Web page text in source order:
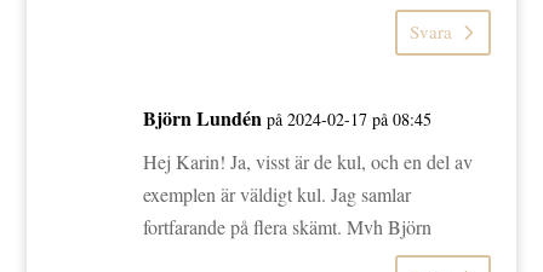
Svara
Björn Lundén på 2024-02-17 på 08:45
Hej Karin! Ja, visst är de kul, och en del av
exemplen är väldigt kul. Jag samlar
fortfarande på flera skämt. Mvh Björn